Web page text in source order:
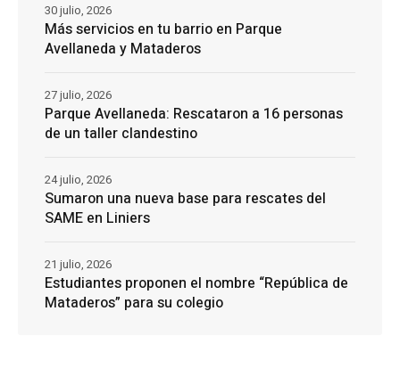
Más servicios en tu barrio en Parque
Avellaneda y Mataderos
30 julio, 2026
Parque Avellaneda: Rescataron a 16 personas
de un taller clandestino
27 julio, 2026
Sumaron una nueva base para rescates del
SAME en Liniers
24 julio, 2026
Estudiantes proponen el nombre “República de
Mataderos” para su colegio
21 julio, 2026